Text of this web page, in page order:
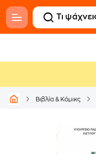
Βιβλία & Κόμικς